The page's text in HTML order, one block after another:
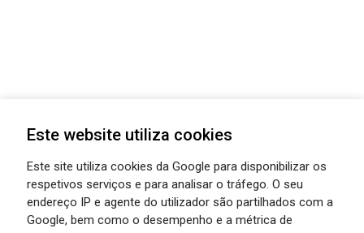
Este website utiliza cookies
Este site utiliza cookies da Google para disponibilizar os
respetivos serviços e para analisar o tráfego. O seu
endereço IP e agente do utilizador são partilhados com a
Google, bem como o desempenho e a métrica de